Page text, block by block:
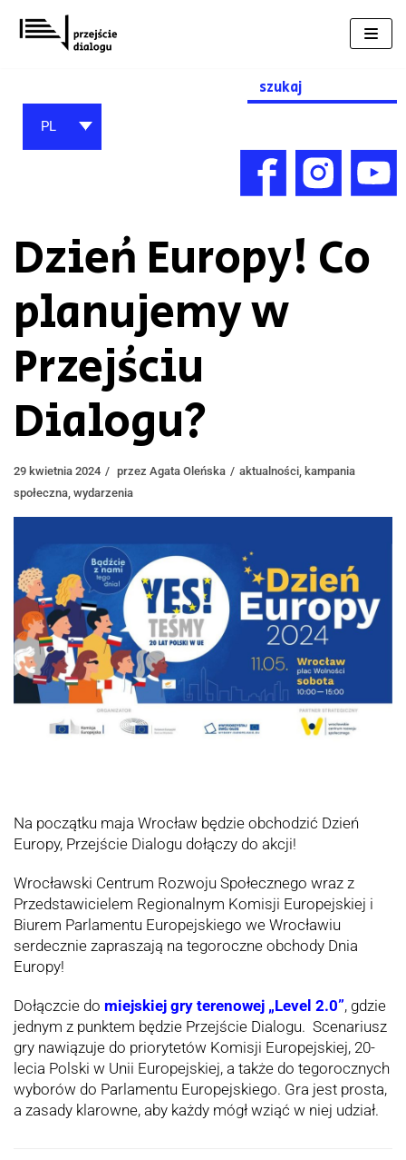
Przejdź
do
Search
for:
PL
Dzień Europy! Co
planujemy w
Przejściu
Dialogu?
29 kwietnia 2024 przez Agata Oleńska aktualności kampania
społeczna wydarzenia
Na początku maja Wrocław będzie obchodzić Dzień
Europy, Przejście Dialogu dołączy do akcji!
Wrocławski Centrum Rozwoju Społecznego wraz z
Przedstawicielem Regionalnym Komisji Europejskiej i
Biurem Parlamentu Europejskiego we Wrocławiu
serdecznie zapraszają na tegoroczne obchody Dnia
Europy!
Dołączcie do miejskiej gry terenowej „Level 2.0”, gdzie
jednym z punktem będzie Przejście Dialogu. Scenariusz
gry nawiązuje do priorytetów Komisji Europejskiej, 20-
lecia Polski w Unii Europejskiej, a także do tegorocznych
wyborów do Parlamentu Europejskiego. Gra jest prosta,
a zasady klarowne, aby każdy mógł wziąć w niej udział.